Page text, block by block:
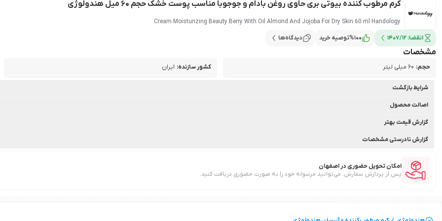
کرم مرطوب کننده بیوتی بری حاوی روغن بادام و جوجوبا مناسب پوست خشک حجم 60 میل هندولوژی
Cream Moisturizing Beauty Berry With Oil Almond And Jojoba For Dry Skin 60 ml Handology
انقضا:1407/12
%100 توصیه خرید دیدگاه‌ها
مشخصات
حجم: 60 میلی لیتر کشور سازنده: ایران
شرایط بازگشت
اصالت محصول
گزارش قیمت بهتر
گزارش نادرستی مشخصات
امکان تحویل حضوری در اصفهان
پس از پردازش سفارش، می‌توانید مرسوله خود را به صورت حضوری دریافت کنید.